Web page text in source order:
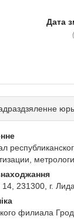
Дата
231300, г.
филиала